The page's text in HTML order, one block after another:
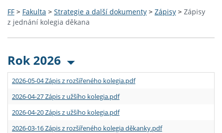
FF > Fakulta > Strategie a další dokumenty > Zápisy > Zápisy
z jednání kolegia děkana
Rok 2026
2026-05-04 Zápis z rozšířeného kolegia.pdf
2026-04-27 Zápis z užšího kolegia.pdf
2026-04-20 Zápis z užšího kolegia.pdf
2026-03-16 Zápis z rozšířeného kolegia děkanky.pdf